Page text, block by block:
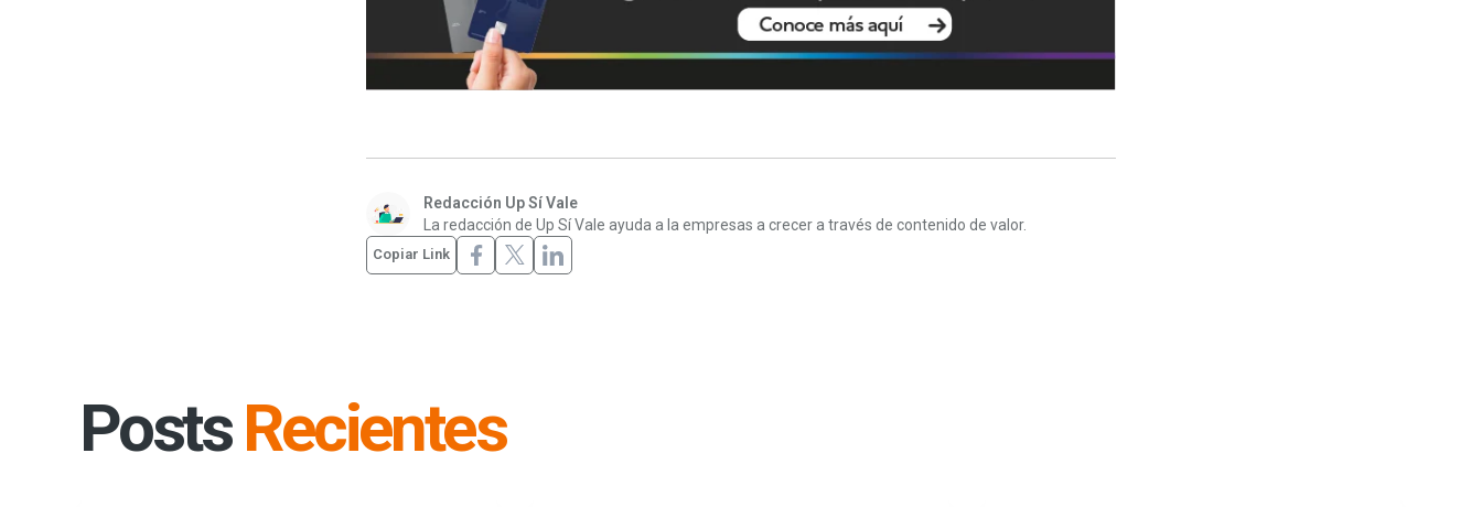
Redacción Up Sí Vale
La redacción de Up Sí Vale ayuda a la empresas a crecer a través de contenido de valor.
Copiar Link
PostsRecientes